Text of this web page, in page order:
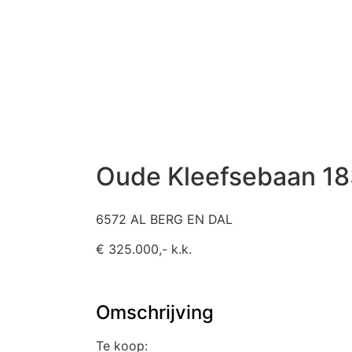
Oude Kleefsebaan
6572 AL BERG EN DAL
€ 325.000,- k.k.
Omschrijving
Te koop: